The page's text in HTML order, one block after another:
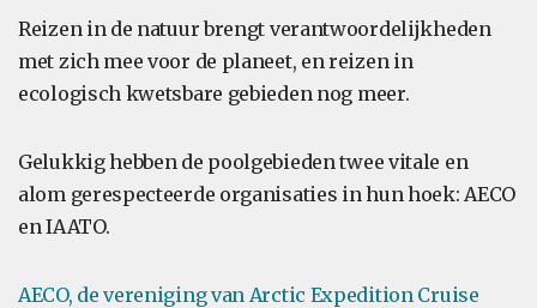
Reizen in de natuur brengt verantwoordelijkheden
met zich mee voor de planeet, en reizen in
ecologisch kwetsbare gebieden nog meer.
Gelukkig hebben de poolgebieden twee vitale en
alom gerespecteerde organisaties in hun hoek: AECO
en IAATO.
AECO, de vereniging van Arctic Expedition Cruise